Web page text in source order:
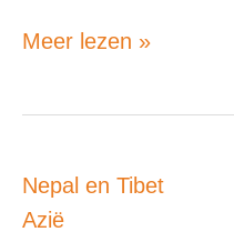
Meer lezen »
Nepal en Tibet
Azië
Nepal
Tibet